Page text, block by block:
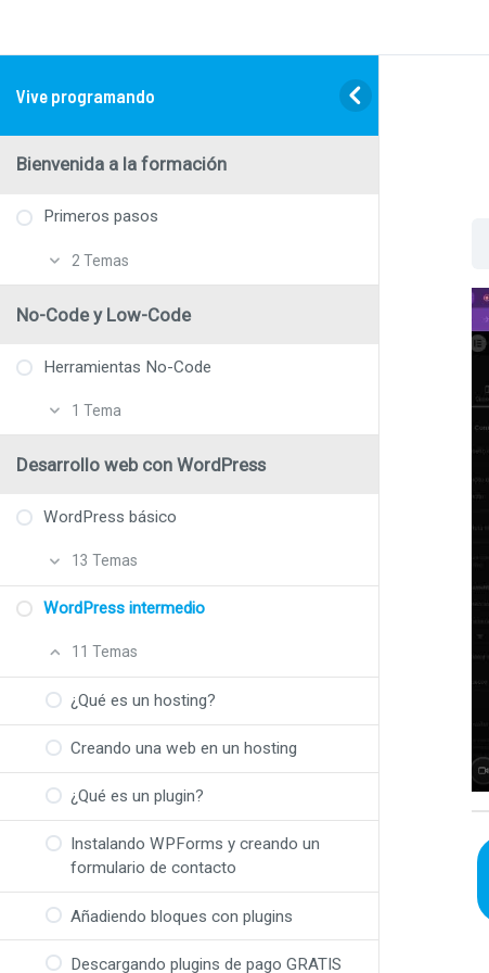
Vive programando
Bienvenida a la formación
Primeros pasos
2 Temas
Bienvenida a la formación
Cómo organizar tu aprendizaje
No-Code y Low-Code
Herramientas No-Code
1 Tema
Creando páginas web con Jimdo
Desarrollo web con WordPress
WordPress básico
13 Temas
¿Qué es WordPress y para qué sirve?
Diferencia entre WordPress.com y
WordPress.org
Creando una web en WordPress.com
¿Qué es un post?
Creando posts
Conociendo los bloques de WordPress
¿Qué son los patrones?
¿Qué es una página?
WordPress intermedio
11 Temas
¿Qué es un hosting?
Creando una web en un hosting
¿Qué es un plugin?
Instalando WPForms y creando un
formulario de contacto
Añadiendo bloques con plugins
Descargando plugins de pago GRATIS